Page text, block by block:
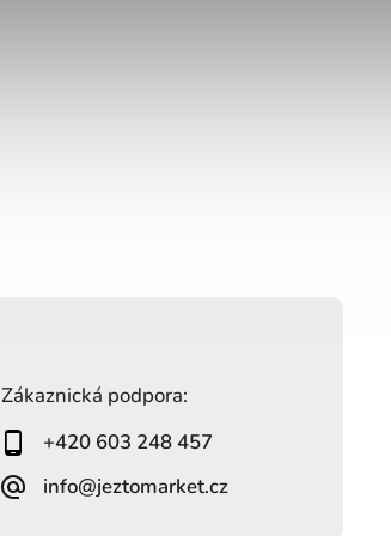
Zákaznická podpora:
+420 603 248 457
info@jeztomarket.cz